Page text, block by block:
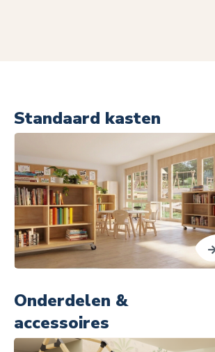
Standaard kasten
Onderdelen &
accessoires